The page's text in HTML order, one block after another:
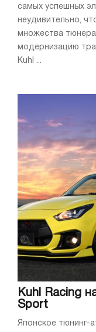
самых успешных
неудивительно,
множества
модернизацию
Kuhl ...
Kuhl Racing
Sport
Японское тюнинг-